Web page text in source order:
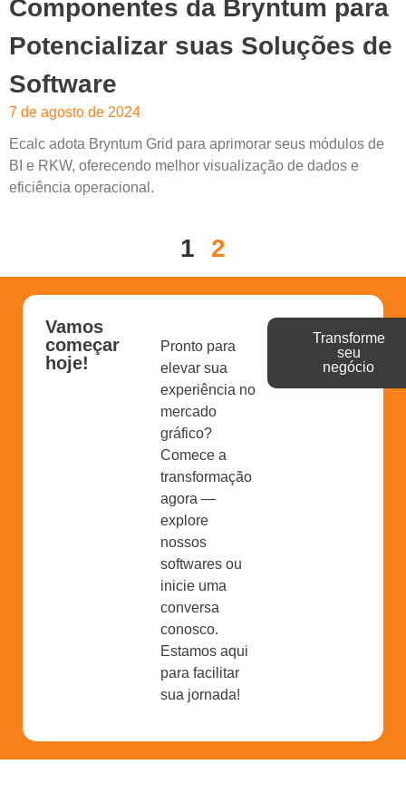
Componentes da Bryntum para
Potencializar suas Soluções de
Software
7 de agosto de 2024
Ecalc adota Bryntum Grid para aprimorar seus módulos de
BI e RKW, oferecendo melhor visualização de dados e
eficiência operacional.
1 2
Vamos
começar
hoje!
Pronto para
elevar sua
experiência no
mercado
gráfico?
Comece a
transformação
agora —
explore
nossos
softwares ou
inicie uma
conversa
conosco.
Estamos aqui
para facilitar
sua jornada!
Transforme
seu
negócio